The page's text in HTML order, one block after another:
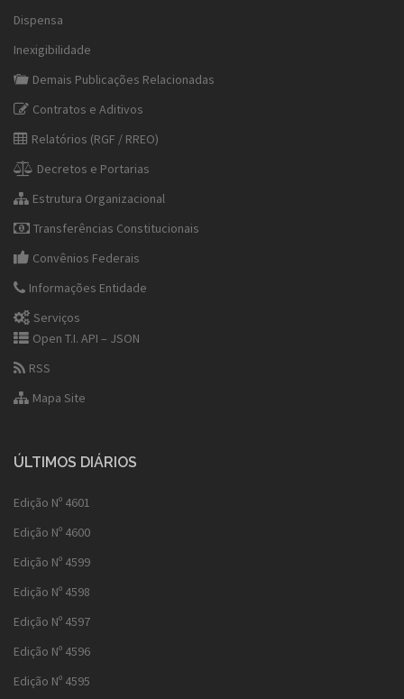
Dispensa
Inexigibilidade
Demais Publicações Relacionadas
Contratos e Aditivos
Relatórios (RGF / RREO)
Decretos e Portarias
Estrutura Organizacional
Transferências Constitucionais
Convênios Federais
Informações Entidade
Serviços
Open T.I. API – JSON
RSS
Mapa Site
ÚLTIMOS DIÁRIOS
Edição Nº 4601
Edição Nº 4600
Edição Nº 4599
Edição Nº 4598
Edição Nº 4597
Edição Nº 4596
Edição Nº 4595